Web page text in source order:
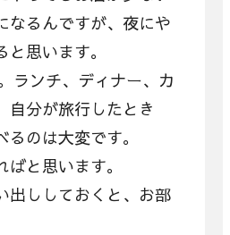
なるんですが、夜にや
思います。
ランチ、ディナー、カ
自分が旅行したとき
のは大変です。
と思います。
出ししておくと、お部